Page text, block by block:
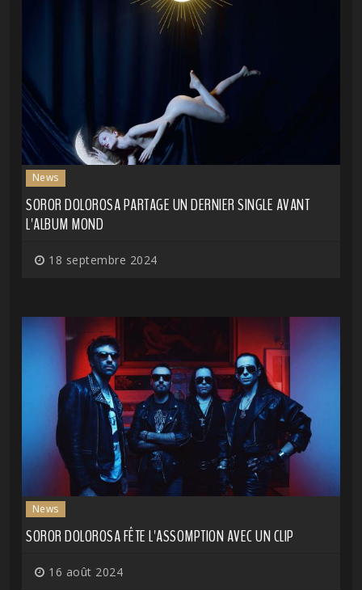
News
SOROR DOLOROSA PARTAGE UN DERNIER SINGLE AVANT
L'ALBUM MOND
18 septembre 2024
News
SOROR DOLOROSA FÊTE L'ASSOMPTION AVEC UN CLIP
16 août 2024